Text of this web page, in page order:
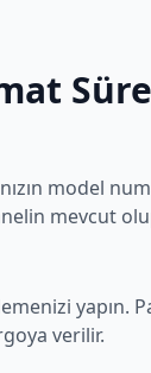
model
mevcut
yapın.
verilir.